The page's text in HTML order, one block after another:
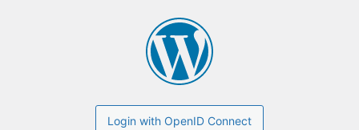
Login with OpenID Connect